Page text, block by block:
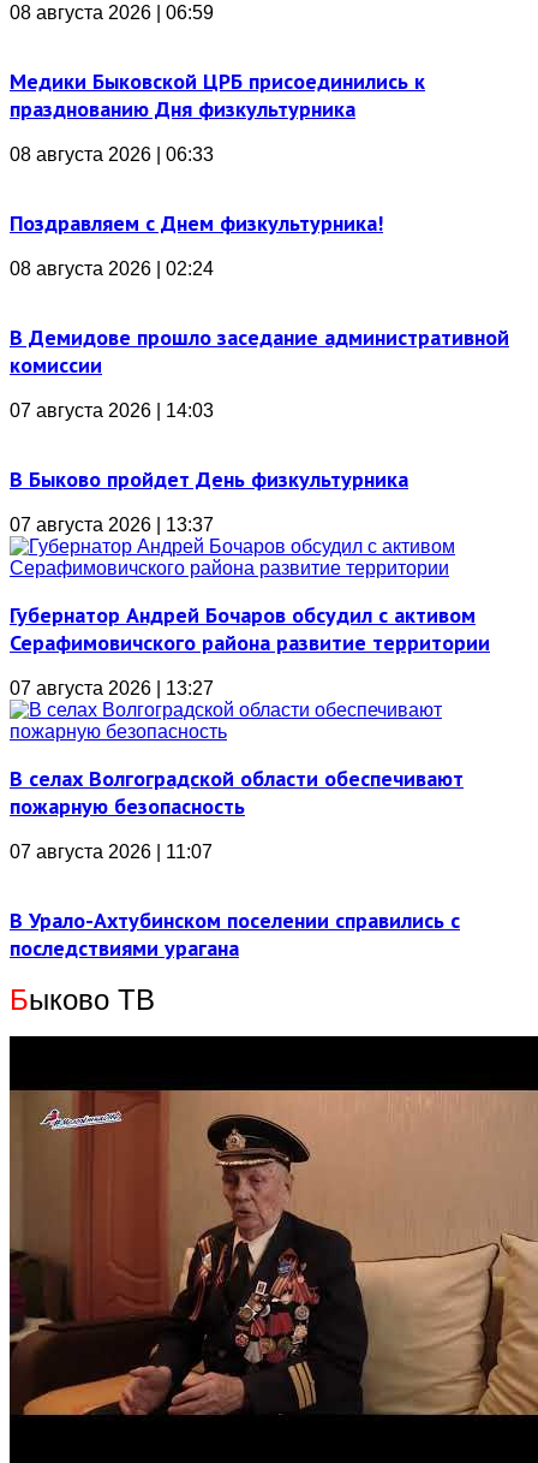
08 августа 2026 | 06:59
Медики Быковской ЦРБ присоединились к
празднованию Дня физкультурника
08 августа 2026 | 06:33
Поздравляем с Днем физкультурника!
08 августа 2026 | 02:24
В Демидове прошло заседание административной
комиссии
07 августа 2026 | 14:03
В Быково пройдет День физкультурника
07 августа 2026 | 13:37
Губернатор Андрей Бочаров обсудил с активом
Серафимовичского района развитие территории
07 августа 2026 | 13:27
В селах Волгоградской области обеспечивают
пожарную безопасность
07 августа 2026 | 11:07
В Урало-Ахтубинском поселении справились с
последствиями урагана
Быково ТВ